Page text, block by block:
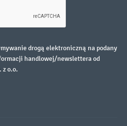
drogą elektroniczną na podany
handlowej/newslettera od
z o.o.